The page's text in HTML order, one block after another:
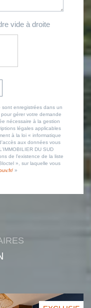
vide à droite
sont enregistrées dans un
gérer votre demande
nécessaire à la gestion
légales applicables
à la loi « informatique
aux données vous
DU SUD
de l'existence de la liste
», sur laquelle vous
»